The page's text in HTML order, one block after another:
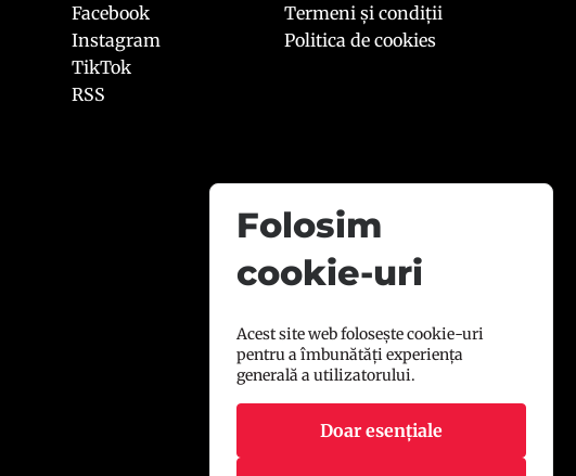
Facebook
Instagram
TikTok
RSS
Termeni și condiții
Politica de cookies
Folosim
cookie-uri
Acest site web folosește cookie-uri
pentru a îmbunătăți experiența
generală a utilizatorului.
Doar esențiale